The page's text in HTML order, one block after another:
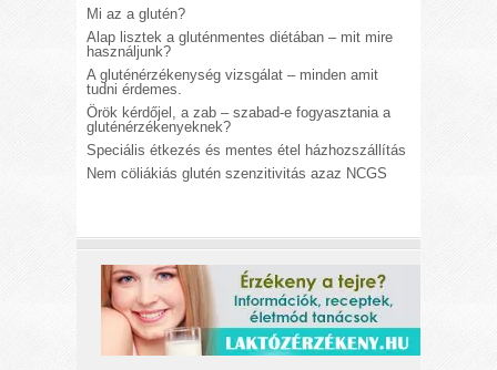
Mi az a glutén?
Alap lisztek a gluténmentes diétában – mit mire
használjunk?
A gluténérzékenység vizsgálat – minden amit
tudni érdemes.
Örök kérdőjel, a zab – szabad-e fogyasztania a
gluténérzékenyeknek?
Speciális étkezés és mentes étel házhozszállítás
Nem cöliákiás glutén szenzitivitás azaz NCGS